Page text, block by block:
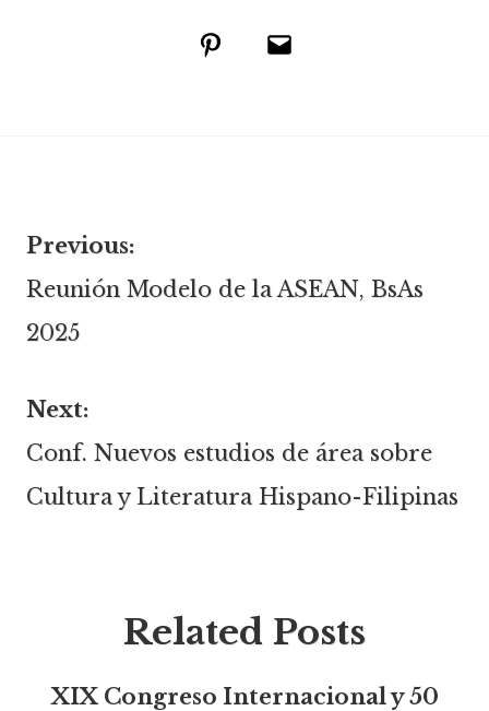
PinterestEmail
Navegación
entradas
Previous:
Reunión Modelo de la ASEAN, BsAs
2025
Next:
Conf. Nuevos estudios de área sobre
Cultura y Literatura Hispano-Filipinas
Related Posts
XIX Congreso Internacional y 50